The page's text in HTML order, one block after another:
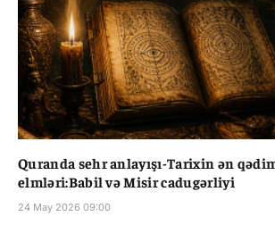
Quranda sehr anlayışı-Tarixin ən
elmləri:Babil və Misir cadugərliyi
24 May 2026 09:00